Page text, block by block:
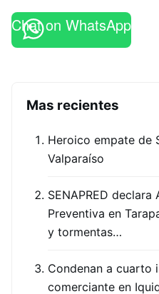
Chat on WhatsApp
Mas recientes
Heroico empate de
Valparaíso
SENAPRED declara
Preventiva en
y tormentas…
Condenan a cuarto
comerciante en